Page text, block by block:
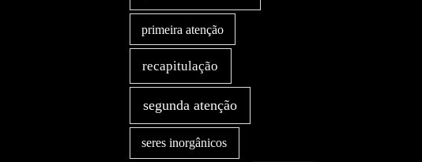
primeira atenção
recapitulação
segunda atenção
seres inorgânicos